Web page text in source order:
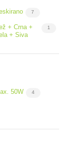
7
+ Crna +
+ Siva
1
50W 4